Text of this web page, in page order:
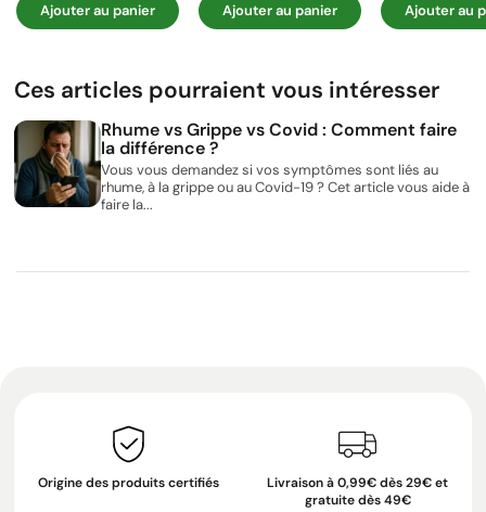
Ajouter au panier Ajouter au panier Ajouter au
Ces articles pourraient vous intéresser
Rhume vs Grippe vs Covid : Comment faire
la différence ?
Vous vous demandez si vos symptômes sont liés au
rhume, à la grippe ou au Covid-19 ? Cet article vous aide à
faire la...
Origine des produits certifiés
Livraison à 0,99€ dès 29€ et
gratuite dès 49€